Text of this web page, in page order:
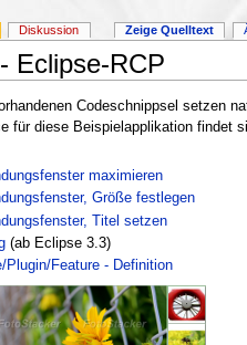
Eclipse-RCP
Codeschnippsel setzen
für diese Beispielapplikation findet
maximieren
Größe festlegen
Titel setzen
(ab Eclipse 3.3)
Plugin/Feature - Definition
Diskussion Zeige Quelltext